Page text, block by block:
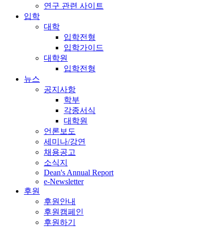
연구 관련 사이트
입학
대학
입학전형
입학가이드
대학원
입학전형
뉴스
공지사항
학부
각종서식
대학원
언론보도
세미나/강연
채용공고
소식지
Dean's Annual Report
e-Newsletter
후원
후원안내
후원캠페인
후원하기